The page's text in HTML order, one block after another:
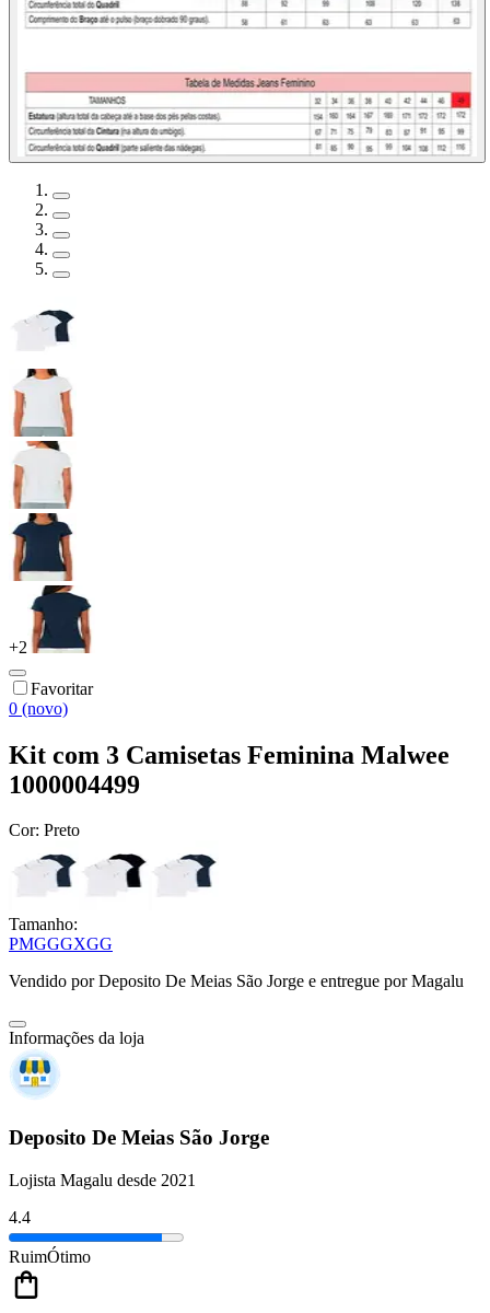
+2
Favoritar
0 (novo)
Kit com 3 Camisetas Feminina Malwee
1000004499
Cor: Preto
Tamanho:
PMGGGXGG
Vendido porDeposito De Meias São Jorge e entregue por Magalu
Informações da loja
Deposito De Meias São Jorge
Lojista Magalu desde 2021
4.4
RuimÓtimo